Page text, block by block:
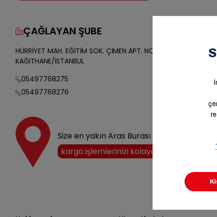
ÇAĞLAYAN ŞUBE
HÜRRİYET MAH. EĞİTİM SOK. ÇİMEN APT. NO:42/A
KAĞITHANE/İSTANBUL
05497768275
05497768276
Size en yakın Aras Burası noktasını
kargo işlemlerinizi kolayca halledin!